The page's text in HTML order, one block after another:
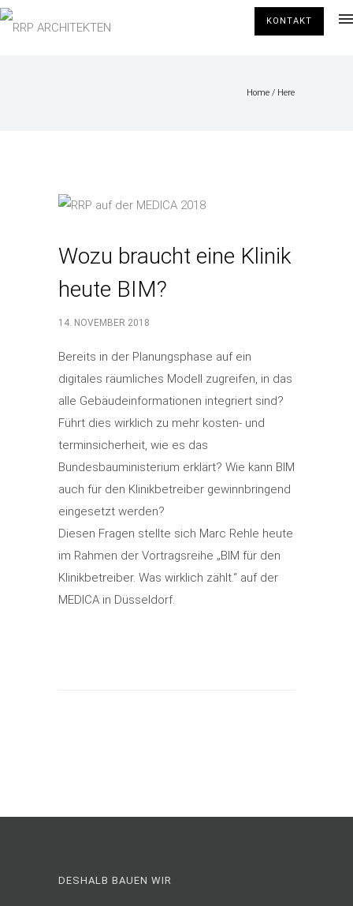
KONTAKT
Home / Here
Wozu braucht eine Klinik
heute BIM?
14. NOVEMBER 2018
Bereits in der Planungsphase auf ein
digitales räumliches Modell zugreifen, in das
alle Gebäudeinformationen integriert sind?
Führt dies wirklich zu mehr kosten- und
terminsicherheit, wie es das
Bundesbauministerium erklärt? Wie kann BIM
auch für den Klinikbetreiber gewinnbringend
eingesetzt werden?
Diesen Fragen stellte sich Marc Rehle heute
im Rahmen der Vortragsreihe „BIM für den
Klinikbetreiber. Was wirklich zählt.“ auf der
MEDICA in Düsseldorf.
DESHALB BAUEN WIR